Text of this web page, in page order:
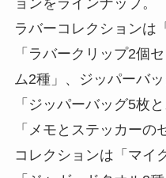
ョンをラインナップ。
ラバーコレクションは
「ラバークリップ2個
ム2種」、ジッパーバ
「ジッパーバッグ5枚
「メモとステッカーの
コレクションは「マイ